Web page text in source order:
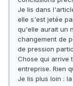
Je lis dans
elle s'est jetée
qu'elle aurait un
changement de
de pression
Chose qui arrive
entreprise. Rien
Je lis plus loin :